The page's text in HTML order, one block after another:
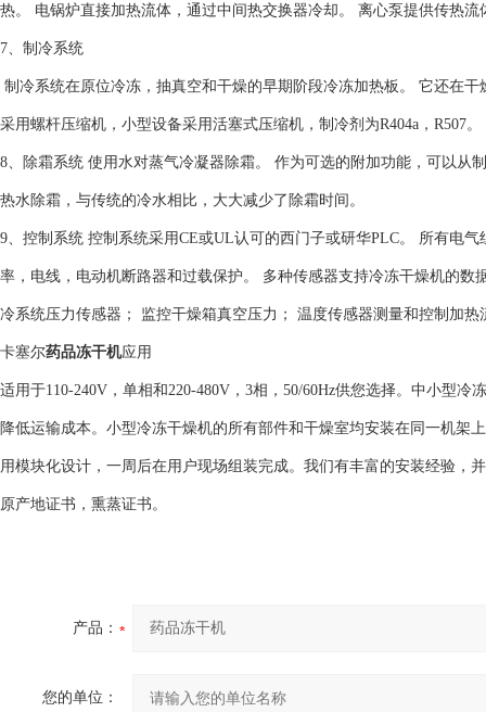
热。 电锅炉直接加热流体，通过中间热交换器冷却。 离心泵提供传热流
7、制冷系统
制冷系统在原位冷冻，抽真空和干燥的早期阶段冷冻加热板。 它还在
采用螺杆压缩机，小型设备采用活塞式压缩机，制冷剂为R404a，R507
8、除霜系统 使用水对蒸气冷凝器除霜。 作为可选的附加功能，可以从
热水除霜，与传统的冷水相比，大大减少了除霜时间。
9、控制系统 控制系统采用CE或UL认可的西门子或研华PLC。 所有电
率，电线，电动机断路器和过载保护。 多种传感器支持冷冻干燥机的数
冷系统压力传感器； 监控干燥箱真空压力； 温度传感器测量和控制加热
卡塞尔药品冻干机应用
适用于110-240V，单相和220-480V，3相，50/60Hz供您选择。中小型冷
降低运输成本。小型冷冻干燥机的所有部件和干燥室均安装在同一机架
用模块化设计，一周后在用户现场组装完成。我们有丰富的安装经验，
原产地证书，熏蒸证书。
产品：
您的单位：